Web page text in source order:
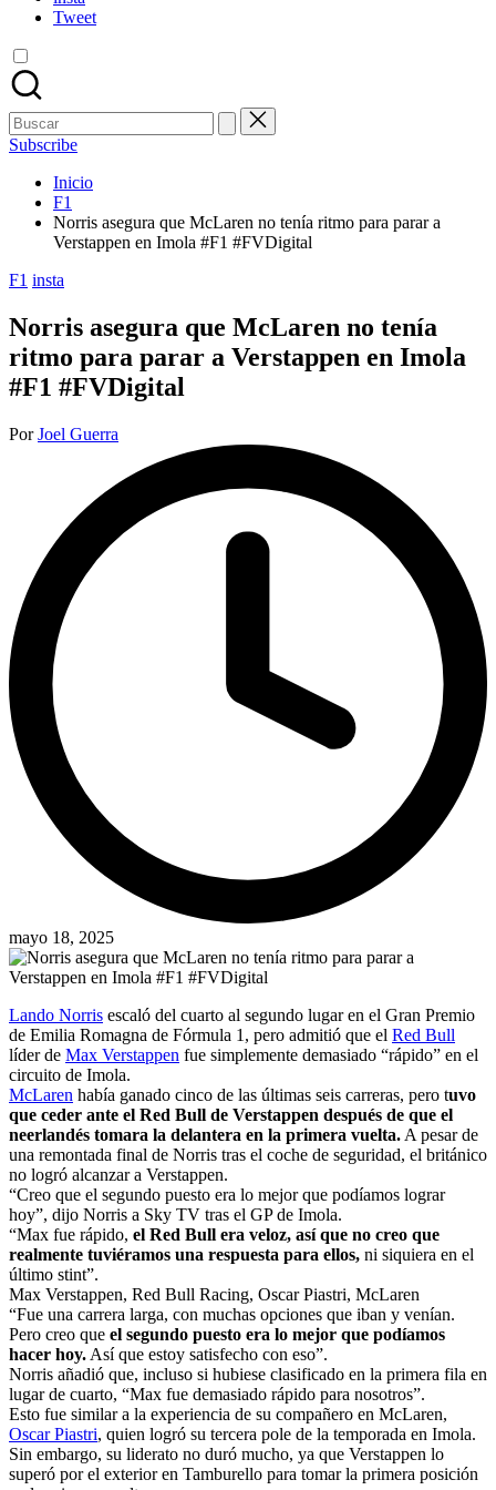
Tweet
Buscar:
Subscribe
Inicio
F1
Norris asegura que McLaren no tenía ritmo para parar a
Verstappen en Imola #F1 #FVDigital
Publicada
F1 insta
Norris asegura que McLaren no tenía
ritmo para parar a Verstappen en Imola
#F1 #FVDigital
Publicado
PorJoel Guerra
mayo 18, 2025
Lando Norris escaló del cuarto al segundo lugar en el Gran Premio
de Emilia Romagna de Fórmula 1, pero admitió que el Red Bull
líder de Max Verstappen fue simplemente demasiado “rápido” en el
circuito de Imola.
McLaren había ganado cinco de las últimas seis carreras, pero tuvo
que ceder ante el Red Bull de Verstappen después de que el
neerlandés tomara la delantera en la primera vuelta. A pesar de
una remontada final de Norris tras el coche de seguridad, el británico
no logró alcanzar a Verstappen.
“Creo que el segundo puesto era lo mejor que podíamos lograr
hoy”, dijo Norris a Sky TV tras el GP de Imola.
“Max fue rápido, el Red Bull era veloz, así que no creo que
realmente tuviéramos una respuesta para ellos, ni siquiera en el
último stint”.
Max Verstappen, Red Bull Racing, Oscar Piastri, McLaren
“Fue una carrera larga, con muchas opciones que iban y venían.
Pero creo que el segundo puesto era lo mejor que podíamos
hacer hoy. Así que estoy satisfecho con eso”.
Norris añadió que, incluso si hubiese clasificado en la primera fila en
lugar de cuarto, “Max fue demasiado rápido para nosotros”.
Esto fue similar a la experiencia de su compañero en McLaren,
Oscar Piastri, quien logró su tercera pole de la temporada en Imola.
Sin embargo, su liderato no duró mucho, ya que Verstappen lo
superó por el exterior en Tamburello para tomar la primera posición